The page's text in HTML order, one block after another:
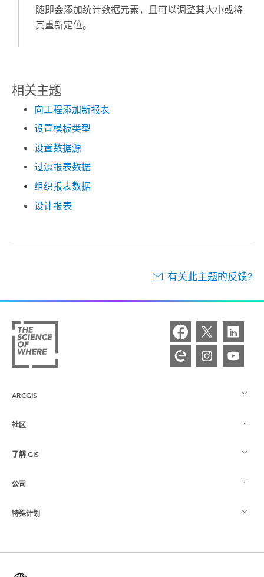
随即会添加统计数据元素，且可以调整其大小或将
其重新定位。
相关主题
向工程添加新报表
设置模板类型
设置数据源
过滤报表数据
组织报表数据
设计报表
有关此主题的反馈?
ARCGIS
ArcGIS 概览
制图
社区
Esri 社区
ArcGIS 博客
了解 GIS
什么是 GIS？
位置智能
培训
公司
关于 Esri
特殊计划